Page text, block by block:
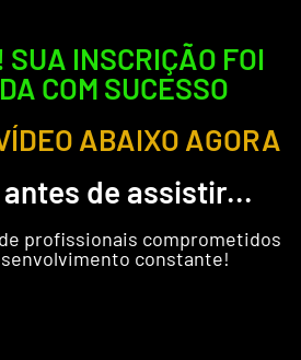
INSCRIÇÃO FOI
COM SUCESSO
ABAIXO AGORA
de assistir...
profissionais comprometidos
constante!